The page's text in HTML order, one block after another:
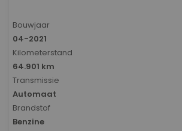
Bouwjaar
04-2021
Kilometerstand
64.901 km
Transmissie
Automaat
Brandstof
Benzine